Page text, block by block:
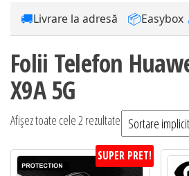
🚚Livrare la adresă 📦Easybox
Folii Telefon
X9A 5G
Afișez toate cele 2 rezultate
SUPER PRET!